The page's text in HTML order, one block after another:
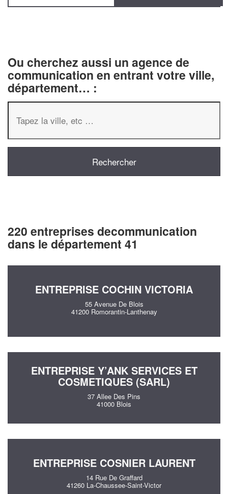
Ou cherchez aussi un agence de
communication en entrant votre ville,
département… :
220 entreprises decommunication
dans le département 41
ENTREPRISE COCHIN VICTORIA
55 Avenue De Blois
41200 Romorantin-Lanthenay
ENTREPRISE Y’ANK SERVICES ET
COSMETIQUES (SARL)
37 Allee Des Pins
41000 Blois
ENTREPRISE COSNIER LAURENT
14 Rue De Graffard
41260 La-Chaussee-Saint-Victor